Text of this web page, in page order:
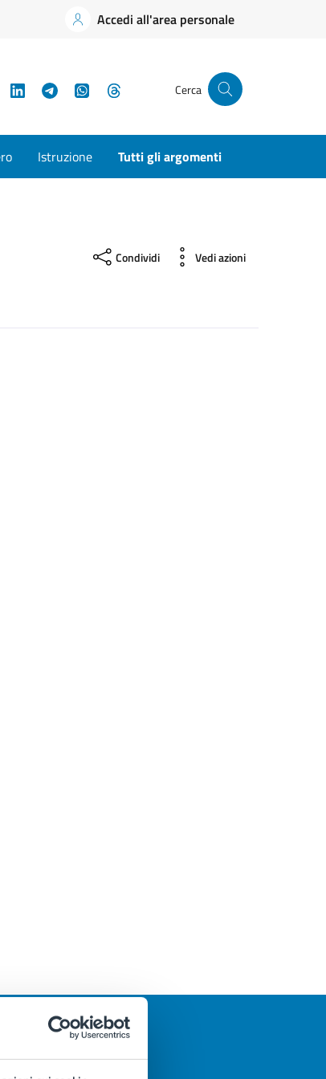
Accedi all'area personale
InstagramLinkedInTelegramWhatsApp Cerca
Istruzione Tutti gli argomenti
Condividi Vedi azioni